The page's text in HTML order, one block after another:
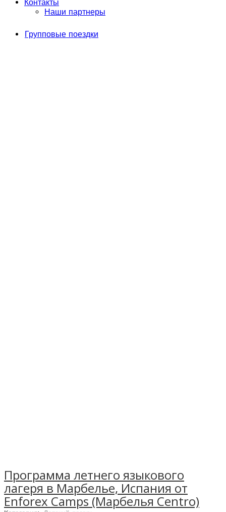
Контакты
Наши партнеры
Групповые поездки
Программа летнего языкового
лагеря в Марбелье, Испания от
Enforex Camps (Марбелья Centro)